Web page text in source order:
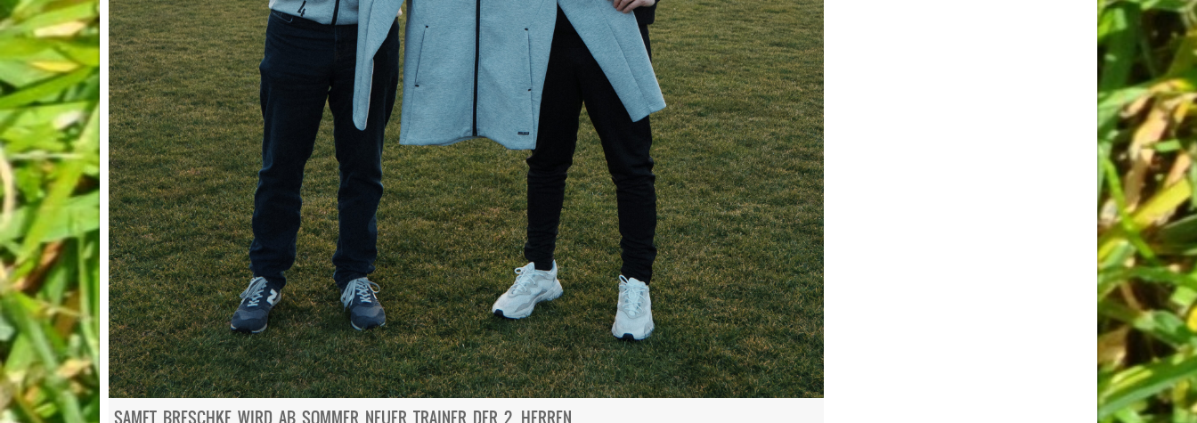
SAMET BRESCHKE WIRD AB SOMMER NEUER TRAINER DER 2. HERREN